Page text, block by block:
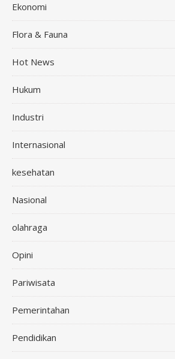
Ekonomi
Flora & Fauna
Hot News
Hukum
Industri
Internasional
kesehatan
Nasional
olahraga
Opini
Pariwisata
Pemerintahan
Pendidikan